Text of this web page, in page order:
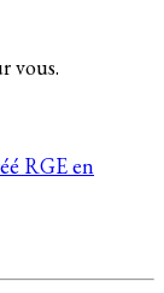
vous.
RGE en